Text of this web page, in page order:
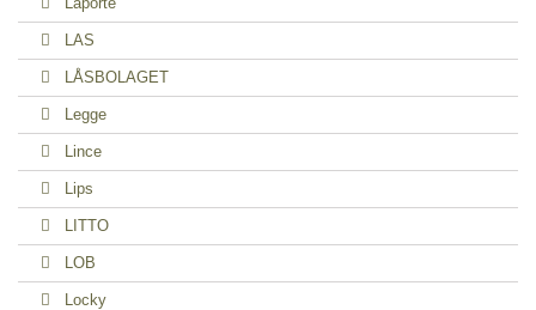
LAS
LÅSBOLAGET
Legge
Lince
Lips
LITTO
LOB
Locky